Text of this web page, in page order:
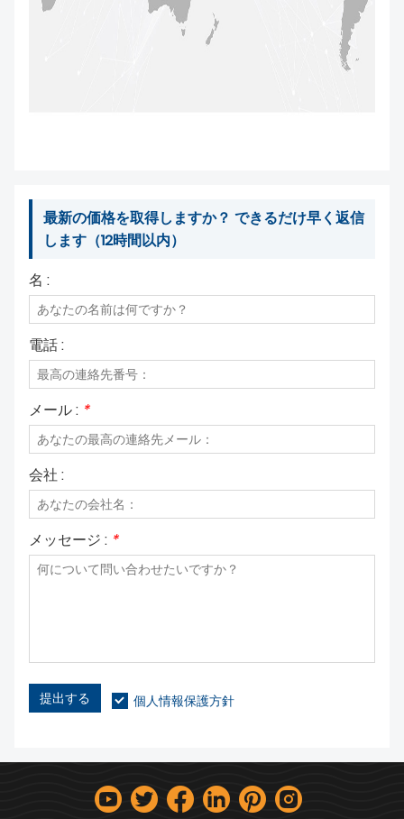
最新の価格を取得しますか？ できるだけ早く返信
します（12時間以内）
名 :
電話 :
メール : *
会社 :
メッセージ : *
提出する 個人情報保護方針